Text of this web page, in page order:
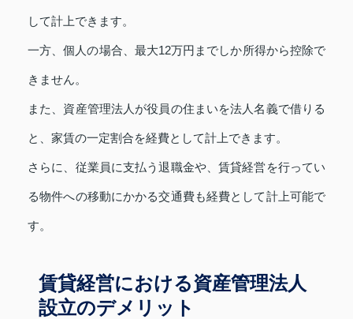
して計上できます。
一方、個人の場合、最大12万円までしか所得から控除で
きません。
また、資産管理法人が役員の住まいを法人名義で借りる
と、家賃の一定割合を経費として計上できます。
さらに、従業員に支払う退職金や、賃貸経営を行ってい
る物件への移動にかかる交通費も経費として計上可能で
す。
賃貸経営における資産管理法人
設立のデメリット